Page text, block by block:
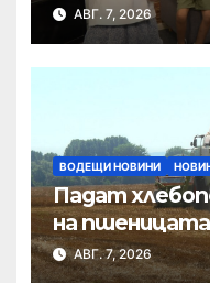
АВГ. 7, 2026
ВОДЕЩИ НОВИНИ
Падат
на пшеницата
АВГ. 7, 2026